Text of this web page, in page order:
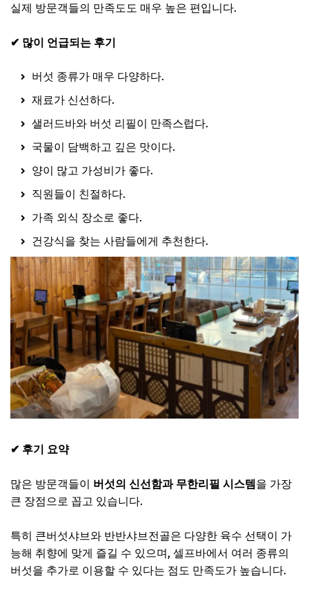
실제 방문객들의 만족도도 매우 높은 편입니다.
✔ 많이 언급되는 후기
버섯 종류가 매우 다양하다.
재료가 신선하다.
샐러드바와 버섯 리필이 만족스럽다.
국물이 담백하고 깊은 맛이다.
양이 많고 가성비가 좋다.
직원들이 친절하다.
가족 외식 장소로 좋다.
건강식을 찾는 사람들에게 추천한다.
✔ 후기 요약
많은 방문객들이 버섯의 신선함과 무한리필 시스템을 가장
큰 장점으로 꼽고 있습니다.
특히 큰버섯샤브와 반반샤브전골은 다양한 육수 선택이 가
능해 취향에 맞게 즐길 수 있으며, 셀프바에서 여러 종류의
버섯을 추가로 이용할 수 있다는 점도 만족도가 높습니다.